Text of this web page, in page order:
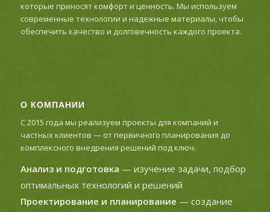
которые приносят комфорт и ценность. Мы используем
современные технологии и надежные материалы, чтобы
обеспечить качество и долговечность каждого проекта.
О КОМПАНИИ
С 2015 года мы реализуем проекты для компаний и
частных клиентов — от первичного планирования до
комплексного внедрения решений под ключ.
Анализ и подготовка — изучение задачи, подбор
оптимальных технологий и решений
Проектирование и планирование — создание